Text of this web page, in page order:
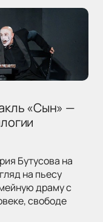
«Сын» —
Бутусова на
на пьесу
драму с
свободе